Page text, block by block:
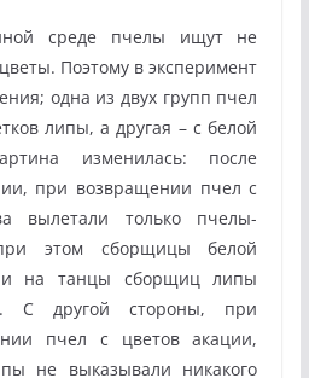
среде пчелы ищут не
Поэтому в эксперимент
одна из двух групп пчел
липы, а другая – с белой
изменилась: после
при возвращении пчел с
вылетали только пчелы-
этом сборщицы белой
на танцы сборщиц липы
С другой стороны, при
пчел с цветов акации,
не выказывали никакого